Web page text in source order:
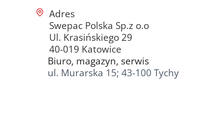
Adres
Swepac Polska Sp.z o.o
Ul. Krasińskiego 29
40-019 Katowice
Biuro, magazyn, serwis
ul. Murarska 15; 43-100 Tychy